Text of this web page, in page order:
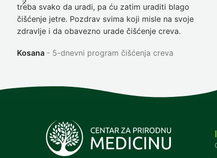
treba svako da uradi, pa ću zatim uraditi blago
čišćenje jetre. Pozdrav svima koji misle na svoje
zdravlje i da obavezno urade čišćenje creva.
Kosana 5-dnevni program čišćenja creva